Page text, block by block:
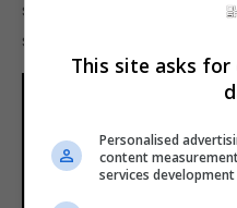
ser explorado na versão
semana passada, ou
This site asks
Personalised
content
services development